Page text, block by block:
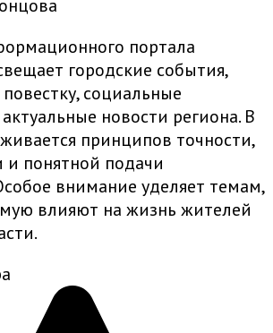
портала
городские события,
социальные
новости региона. В
принципов точности,
и понятной подачи
внимание уделяет темам,
влияют на жизнь жителей